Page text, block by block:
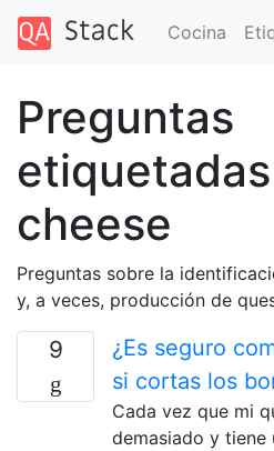
Cocina
Preguntas
cheese
Preguntas sobre la
y, a veces, producción de
9
¿Es seguro
si cortas los
Cada vez que mi
demasiado y